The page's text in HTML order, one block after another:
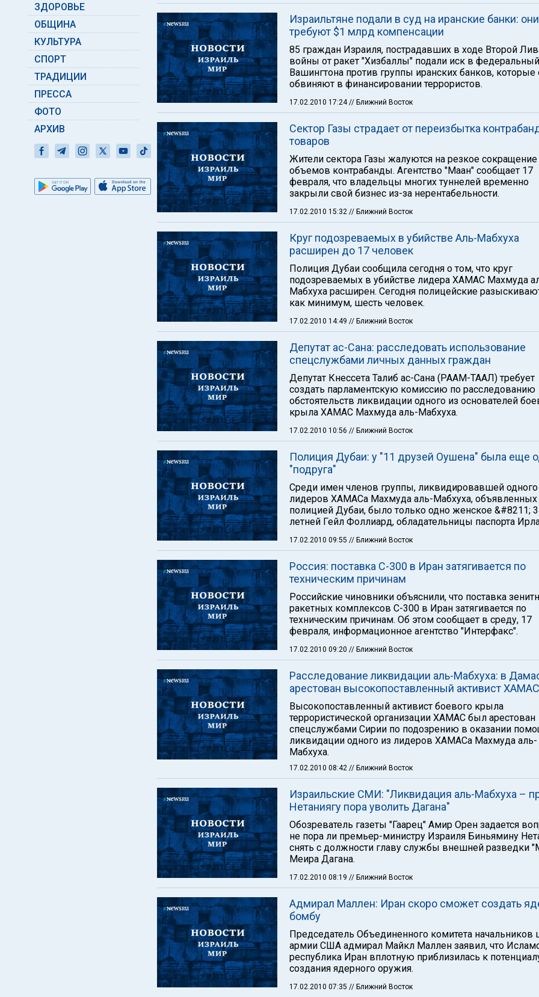
ЗДОРОВЬЕ
ОБЩИНА
КУЛЬТУРА
СПОРТ
ТРАДИЦИИ
ПРЕССА
ФОТО
АРХИВ
Израильтяне подали в суд на иранские банки: они
требуют $1 млрд компенсации
85 граждан Израиля, пострадавших в ходе Второй
войны от ракет "Хизбаллы" подали иск в
Вашингтона против группы иранских банков, которые
обвиняют в финансировании террористов.
17.02.2010 17:24// Ближний Восток
Сектор Газы страдает от переизбытка
товаров
Жители сектора Газы жалуются на резкое сокращение
объемов контрабанды. Агентство "Маан" сообщает 17
февраля, что владельцы многих туннелей временно
закрыли свой бизнес из-за нерентабельности.
17.02.2010 15:32 // Ближний Восток
Круг подозреваемых в убийстве Аль-Мабхуха
расширен до 17 человек
Полиция Дубаи сообщила сегодня о том, что круг
подозреваемых в убийстве лидера ХАМАС Махмуда
Мабхуха расширен. Сегодня полицейские
как минимум, шесть человек.
17.02.2010 14:49 // Ближний Восток
Депутат ас-Сана: расследовать использование
спецслужбами личных данных граждан
Депутат Кнессета Талиб ас-Сана (РААМ-ТААЛ) требует
создать парламентскую комиссию по расследованию
обстоятельств ликвидации одного из основателей
крыла ХАМАС Махмуда аль-Мабхуха.
17.02.2010 10:56 // Ближний Восток
Полиция Дубаи: у "11 друзей Оушена" была еще
"подруга"
Среди имен членов группы, ликвидировавшей одного
лидеров ХАМАСа Махмуда аль-Мабхуха, объявленных
полицией Дубаи, было только одно женское &#8211;
летней Гейл Фоллиард, обладательницы паспорта
17.02.2010 09:55 // Ближний Восток
Россия: поставка С-300 в Иран затягивается по
техническим причинам
Российские чиновники объяснили, что поставка
ракетных комплексов С-300 в Иран затягивается по
техническим причинам. Об этом сообщает в среду, 17
февраля, информационное агентство "Интерфакс".
17.02.2010 09:20 // Ближний Восток
Расследование ликвидации аль-Мабхуха: в
арестован высокопоставленный активист
Высокопоставленный активист боевого крыла
террористической организации ХАМАС был арестован
спецслужбами Сирии по подозрению в оказании
ликвидации одного из лидеров ХАМАСа Махмуда аль-
Мабхуха.
17.02.2010 08:42 // Ближний Восток
Израильские СМИ: "Ликвидация аль-Мабхуха –
Нетаниягу пора уволить Дагана"
Обозреватель газеты "Гаарец" Амир Орен задается
не пора ли премьер-министру Израиля Биньямину
снять с должности главу службы внешней разведки
Меира Дагана.
17.02.2010 08:19 // Ближний Восток
Адмирал Маллен: Иран скоро сможет создать
бомбу
Председатель Объединенного комитета начальников
армии США адмирал Майкл Маллен заявил, что
республика Иран вплотную приблизилась к
создания ядерного оружия.
17.02.2010 07:35 // Ближний Восток